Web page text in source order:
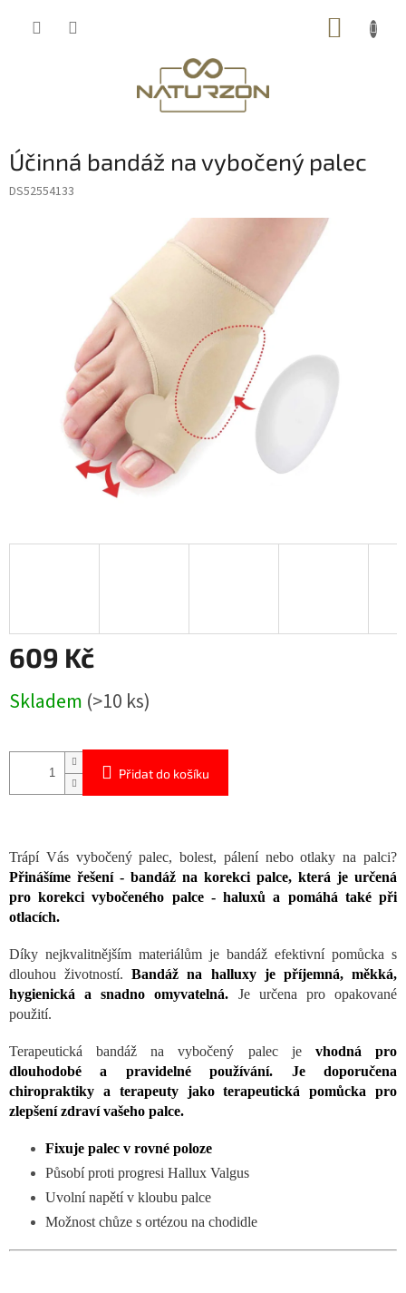
Účinná bandáž na vybočený palec
DS52554133
609 Kč
cena:
Skladem (>10 ks)
Přidat do košíku
Trápí Vás vybočený palec, bolest, pálení nebo otlaky na palci?
Přinášíme řešení - bandáž na korekci palce, která je určená
pro korekci vybočeného palce - haluxů a pomáhá také při
otlacích.
Díky nejkvalitnějším materiálům je bandáž efektivní pomůcka s
dlouhou životností. Bandáž na halluxy je příjemná, měkká,
hygienická a snadno omyvatelná. Je určena pro opakované
použití.
Terapeutická bandáž na vybočený palec je vhodná pro
dlouhodobé a pravidelné používání. Je doporučena
chiropraktiky a terapeuty jako terapeutická pomůcka pro
zlepšení zdraví vašeho palce.
Fixuje palec v rovné poloze
Působí proti progresi Hallux Valgus
Uvolní napětí v kloubu palce
Možnost chůze s ortézou na chodidle